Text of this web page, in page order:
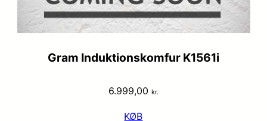
Gram Induktionskomfur K1561i
6.999,00 kr.
KØB